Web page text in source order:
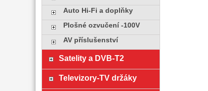
Auto Hi-Fi a doplňky
Plošné ozvučení -100V
AV příslušenství
Satelity a DVB-T2
Televizory-TV držáky